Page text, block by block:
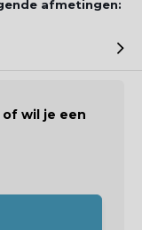
afmetingen:
wil je een